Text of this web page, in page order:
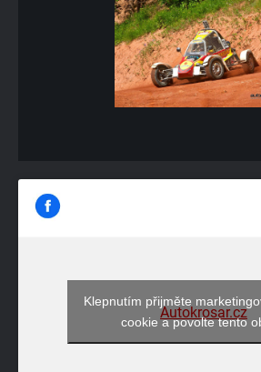
Autokrosar.cz
Klepnutím přijměte
cookie a povolte tento